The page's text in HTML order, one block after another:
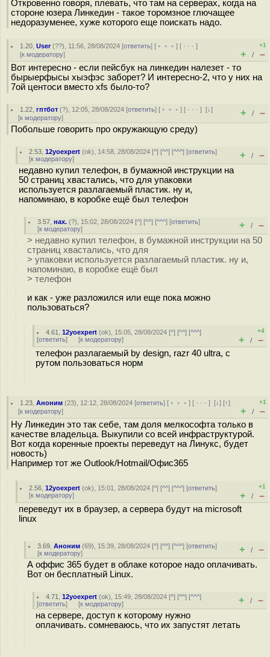
Откровенно говоря, плевать, что там на серверах, когда на
стороне юзера Линкедин - такое торомзное глючащее
недоразуменее, хуже которого еще поискать надо.
1.20 ,User(??), 11:56, 28/08/2024 [ответить] [ ﹢﹢﹢] [ · · ·]
[к модератору]
+1
+ / –
Вот интересно - если пейсбук на линкедин налезет - то
бырыерфысы хыэфэс заборет? И интересно-2, что у них на
7ой центоси вместо xfs было-то?
1.22 ,гптбот (?), 12:05, 28/08/2024 [ответить] [ ﹢﹢﹢] [ · · ·][↓]
[к модератору] + / –
Побольше говорить про окружающую среду)
2.53 ,12yoexpert (ok), 14:58, 28/08/2024 [^] [^^] [^^^] [ответить]
[к модератору] + / –
недавно купил телефон, в бумажной инструкции на
50 страниц хвастались, что для упаковки
используется разлагаемый пластик. ну и,
напоминаю, в коробке ещё был телефон
3.57 ,нах. (?), 15:02, 28/08/2024 [^] [^^] [^^^] [ответить]
[к модератору] + / –
> недавно купил телефон, в бумажной инструкции на 50
страниц хвастались, что для
> упаковки используется разлагаемый пластик. ну и,
напоминаю, в коробке ещё был
> телефон
и как - уже разложился или еще пока можно
пользоваться?
4.61 ,12yoexpert (ok), 15:05, 28/08/2024 [^] [^^] [^^^]
[ответить] [к модератору]
+4
+ / –
телефон разлагаемый by design, razr 40 ultra, с
рутом пользоваться норм
1.23 ,Аноним (23), 12:12, 28/08/2024 [ответить] [ ﹢﹢﹢] [ · · ·][↓] [↑]
[к модератору]
+1
+ / –
Ну Линкедин это так себе, там доля мелкософта только в
качестве владельца. Выкупили со всей инфраструктурой.
Вот когда коренные проекты переведут на Линукс, будет
новость)
Например тот же Outlook/Hotmail/Oфис365
2.56 ,12yoexpert (ok), 15:01, 28/08/2024 [^] [^^] [^^^] [ответить]
[к модератору]
+1
+ / –
переведут их в браузер, а сервера будут на microsoft
linux
3.69 ,Аноним (69), 15:39, 28/08/2024 [^] [^^] [^^^] [ответить]
[к модератору] + / –
А оффис 365 будет в облаке которое надо оплачивать.
Вот он бесплатный Linux.
4.71 ,12yoexpert (ok), 15:49, 28/08/2024 [^] [^^] [^^^]
[ответить] [к модератору] + / –
на сервере, доступ к которому нужно
оплачивать. сомневаюсь, что их запустят летать